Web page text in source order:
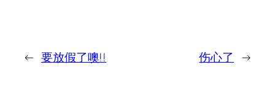
← 要放假了噢!! 伤心了 →